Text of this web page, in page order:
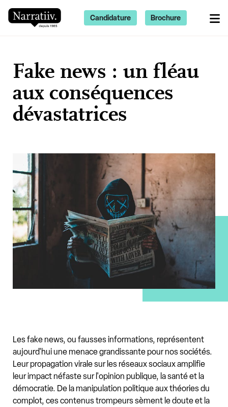
Fake news : un fléau
aux conséquences
dévastatrices
Les fake news, ou fausses informations, représentent
aujourd'hui une menace grandissante pour nos sociétés.
Leur propagation virale sur les réseaux sociaux amplifie
leur impact néfaste sur l'opinion publique, la santé et la
démocratie. De la manipulation politique aux théories du
complot, ces contenus trompeurs sèment le doute et la
Candidature Brochure